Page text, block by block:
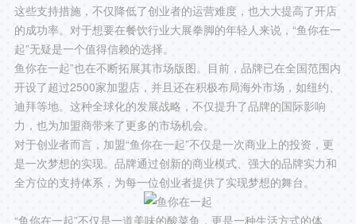
这些支持措施，不仅降低了创业者的运营难度，也大大提高了开店
的成功率。对于想要在餐饮行业大展拳脚的年轻人来说，“鱼你在一
起”无疑是一个值得信赖的选择。
鱼你在一起”也在不断拓展其市场版图。目前，品牌已在全国范围内
开设了超过2500家加盟店，并且还在积极布局海外市场，如纽约、
迪拜等地。这种全球化的发展战略，不仅提升了品牌的国际影响
力，也为加盟商带来了更多的市场机会。
对于创业者而言，加盟“鱼你在一起”不仅是一次商业上的投资，更
是一次梦想的实现。品牌通过创新的商业模式、强大的品牌实力和
全方位的支持体系，为每一位创业者提供了实现梦想的舞台。
“鱼你在一起”不仅是一道美味的酸菜鱼，更是一种生活方式的体